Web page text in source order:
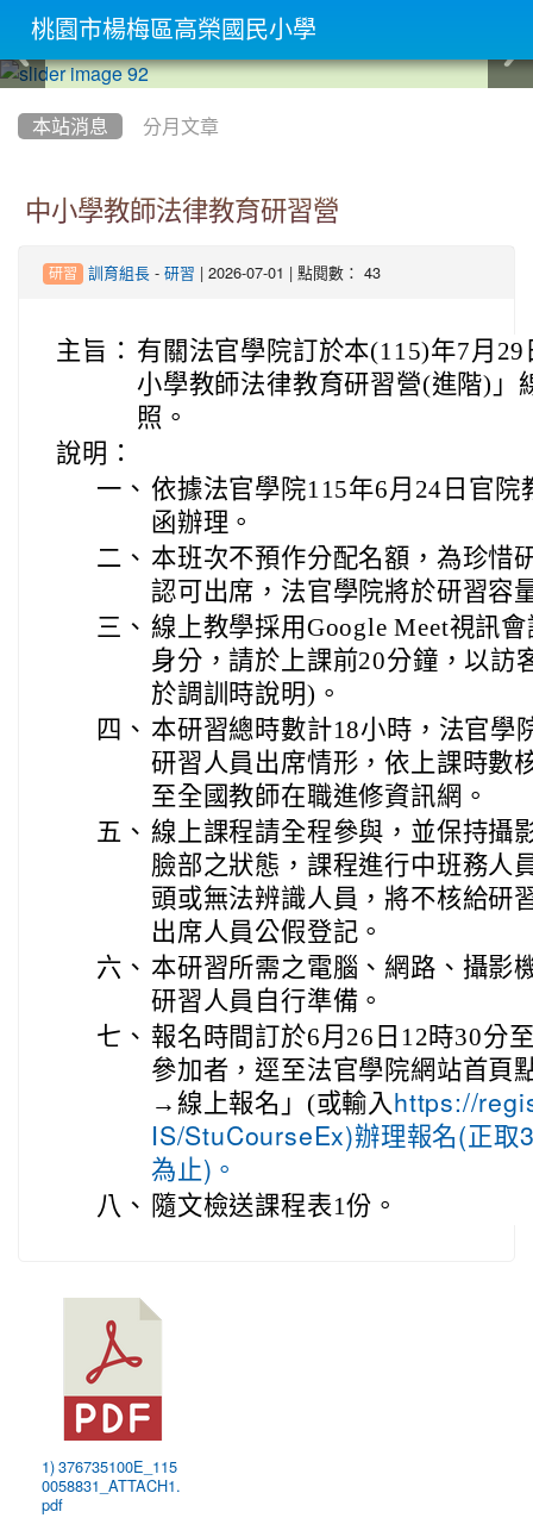
本站消息 分月文章
中小學教師法律教育研習營
研習 訓育組長- 研習 | 2026-07-01 | 點閱數： 43
主旨： 有關法官學院訂於本(115)年7月
小學教師法律教育研習營(進階)」
照。
說明：
一、 依據法官學院115年6月24日官院
函辦理。
二、 本班次不預作分配名額，為珍惜
認可出席，法官學院將於研習容
三、 線上教學採用Google Meet視訊
身分，請於上課前20分鐘，以訪
於調訓時說明)。
四、 本研習總時數計18小時，法官學
研習人員出席情形，依上課時數
至全國教師在職進修資訊網。
五、 線上課程請全程參與，並保持攝
臉部之狀態，課程進行中班務人
頭或無法辨識人員，將不核給研
出席人員公假登記。
六、 本研習所需之電腦、網路、攝影
研習人員自行準備。
七、 報名時間訂於6月26日12時30分
參加者，逕至法官學院網站首
→線上報名」(或輸入 https://
IS/StuCourseEx)辦理報名(正取
為止)。
八、 隨文檢送課程表1份。
1) 376735100E_115
0058831_ATTACH1.
pdf
桃園市楊梅區高榮國民小學